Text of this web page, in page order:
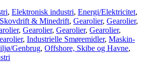
, Elektronisk industri, Energi/Elektricitet,
& Minedrift, Gearolier, Gearolier,
, Gearolier, Gearolier, Gearolier,
, Industrielle Smøremidler, Maskin-
Genbrug, Offshore, Skibe og Havne,